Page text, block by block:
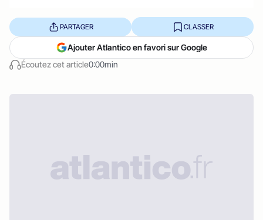
Écoutez cet article0:00min
PARTAGER CLASSER
Ajouter Atlantico en favori sur Google